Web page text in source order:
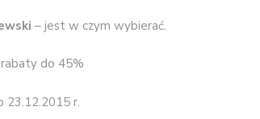
– jest w czym wybierać.
do 45%
23.12.2015 r.